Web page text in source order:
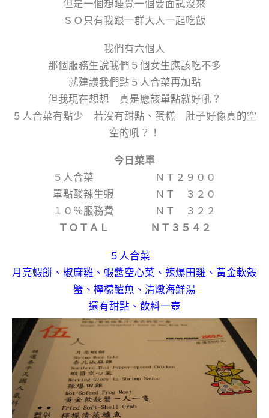
但是一個想睡覺一個要面試沒來
ＳＯ只有我跟一群大人一起吃飯
我們有六個人
那個服務生說我們５個女生應該吃不多
就建議我們點５人合菜再加點
但我現在想想 真是應該單點就好吼？
５人合菜有點少 若沒有甜點、蛋糕 肚子好像真的空
空的吼？！
今日菜單
５人合菜 ＮＴ２９００
單點酸辣生蝦 ＮＴ ３２０
１０％服務費 ＮＴ ３２２
ＴＯＴＡＬ ＮＴ３５４２
５人合菜
月亮蝦餅、椒麻雞、蝦醬空心菜、辣爆田雞、黃金軟殼
蟹、檸檬鱸魚、清燉海鮮湯
還有甜點、飲料一壺